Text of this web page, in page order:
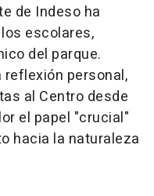
de Indeso ha
escolares,
del parque.
personal,
al Centro desde
el papel "crucial"
hacia la naturaleza